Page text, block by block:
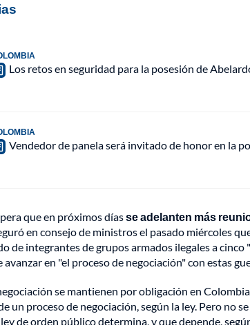
Los retos en seguridad para la posesión de
Vendedor de panela será invitado de honor en la
que en próximos díasse adelanten más
en consejo de ministros el pasado miércoles
de integrantes de grupos armados ilegales a
avanzar en "el proceso de negociación" con estas
se mantienen por obligación en
un proceso de negociación, según la ley. Pero no
de orden público determina, y que depende,